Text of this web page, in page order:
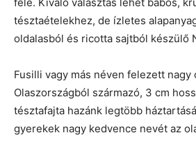
tésztaételekhez, de ízletes
oldalasból és ricotta sajtból készülő
Fusilli vagy más néven felezett nagy
Olaszországból származó, 3 cm
tésztafajta hazánk legtöbb
gyerekek nagy kedvence nevét az